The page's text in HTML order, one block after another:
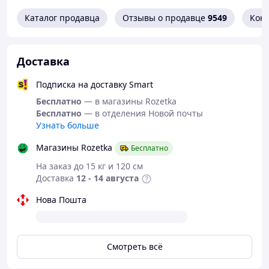
изображения, и
закругленные края делают его практически
незаметным на смартфоне.Не влияет на отклик
сенсорного экрана и работу сканера отпечатка
на дисплее.
Олеофобное покрытие
Олеофобное покрытие эффективно защищает
стекло от отпечатков пальцев, а также жирных
следов при эксплуатации. Удалить загрязнения
или пыль с его поверхности проще, чем с
водоотталкивающими свойствами.
Простая установка
Каталог продавца Отзывы о продавце 9549
Доставка
Подписка на доставку Smart
Бесплатно — в магазины Rozetka
Бесплатно — в отделения Новой почты
Узнать больше
Магазины Rozetka
Бесплатно
На заказ до 15 кг и 120 см
Доставка 12 - 14 августа
Нова Пошта
Смотреть всё